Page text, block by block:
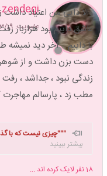
عضویت: 1403/03/19
والا دایی من اعتیاد
عاشق داییم بود هزاربار
با داییم .. اخر دید نمیشه
دست بزن داشت و از
زندگی نبود ، جداشد ،
مطب زد ، پارسالم
"""چیزی نیست که با
برود... حتی اگر از استخوان
بیشتر ببینید
18نفر لایک کرده اند ...